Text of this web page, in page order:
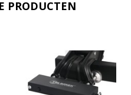
PRODUCTEN